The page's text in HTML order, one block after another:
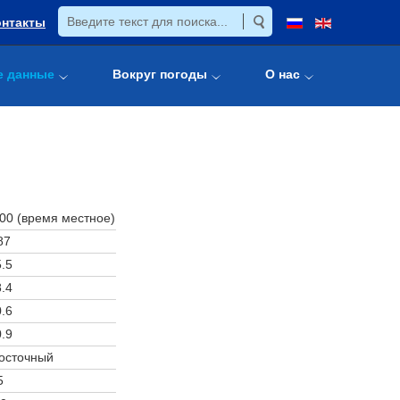
данные Вокруг погоды О нас
(время местное)